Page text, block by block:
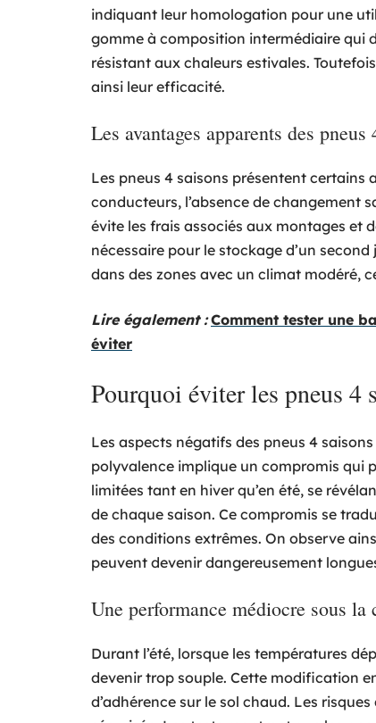
indiquant leur homologation pour une
gomme à composition intermédiaire qui
résistant aux chaleurs estivales.
ainsi leur efficacité.
Les avantages apparents des pneus
Les pneus 4 saisons présentent
conducteurs, l’absence de changement
évite les frais associés aux montages et
nécessaire pour le stockage d’un
dans des zones avec un climat modéré,
Lire également : Comment tester une
éviter
Pourquoi éviter les pneus 4
Les aspects négatifs des pneus 4
polyvalence implique un compromis qui
limitées tant en hiver qu’en été, se
de chaque saison. Ce compromis se
des conditions extrêmes. On observe
peuvent devenir dangereusement
Une performance médiocre sous la
Durant l’été, lorsque les températures
devenir trop souple. Cette modification
d’adhérence sur le sol chaud. Les